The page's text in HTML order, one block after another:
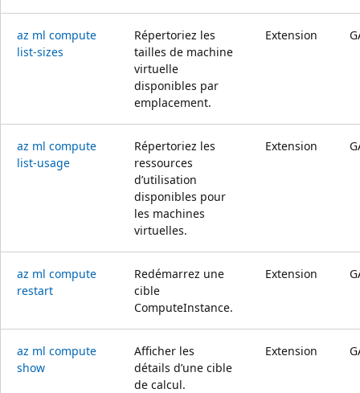
az ml compute
list-sizes
Répertoriez les
tailles de machine
virtuelle
disponibles par
emplacement.
Extension
az ml compute
list-usage
Répertoriez les
ressources
d’utilisation
disponibles pour
les machines
virtuelles.
Extension
az ml compute
restart
Redémarrez une
cible
ComputeInstance.
Extension
az ml compute
show
Afficher les
détails d’une cible
de calcul.
Extension